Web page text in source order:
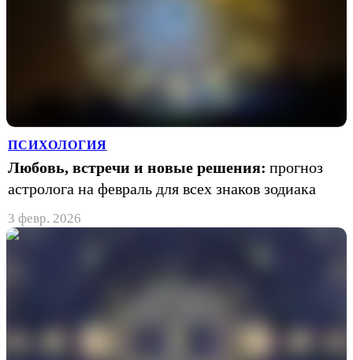
ПСИХОЛОГИЯ
Любовь, встречи и новые решения: прогноз
астролога на февраль для всех знаков зодиака
3 февр. 2026